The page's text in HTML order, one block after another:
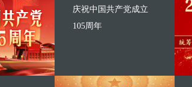
庆祝中国共产党成立
105周年